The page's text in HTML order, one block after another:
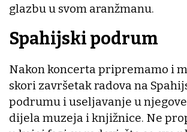
glazbu u svom aranžmanu.
Spahijski podrum
Nakon koncerta pripremamo i
skori završetak radova na
podrumu i useljavanje u
dijela muzeja i knjižnice. Ne